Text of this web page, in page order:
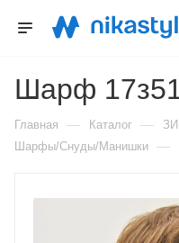
Шарф
Главная — Каталог —
Шарфы/Снуды/Манишки —